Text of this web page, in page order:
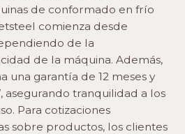
de conformado en frío
comienza desde
de la
de la máquina. Además,
una garantía de 12 meses y
asegurando tranquilidad a los
Para cotizaciones
sobre productos, los clientes